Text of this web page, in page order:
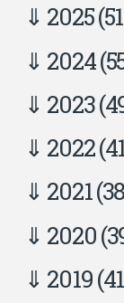
2025
2024
2023
2022
2021
2020
2019